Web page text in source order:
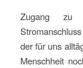
Zugang zu
der für uns
Menschheit